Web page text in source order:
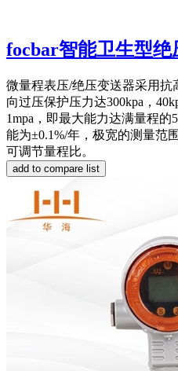
focbar智能卫生型绝
微量程表压/绝压变送器采用抗
向过压保护压力达300kpa，
1mpa，即最大能力达满量程
能为±0.1%/年，极宽的测量范
可调节量程比。